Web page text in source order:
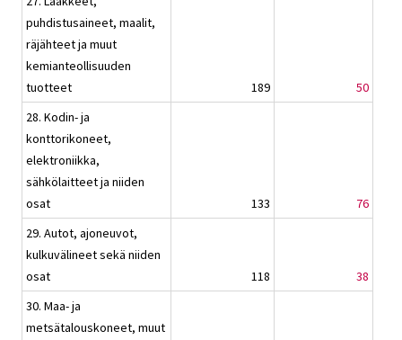
puhdistusaineet, maalit,
räjähteet ja muut
kemianteollisuuden
tuotteet
189
50
28. Kodin- ja
konttorikoneet,
elektroniikka,
sähkölaitteet ja niiden
osat
133
76
29. Autot, ajoneuvot,
kulkuvälineet sekä niiden
osat
118
38
30. Maa- ja
metsätalouskoneet, muut